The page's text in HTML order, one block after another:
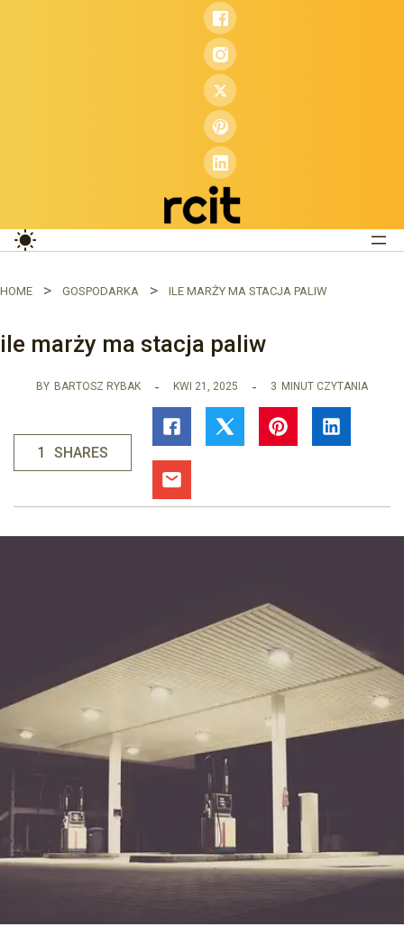
HOME GOSPODARKA ILE MARŻY MA STACJA PALIW
ile marży ma stacja paliw
BY BARTOSZ RYBAK KWI 21, 2025 3 MINUT CZYTANIA
1 SHARES